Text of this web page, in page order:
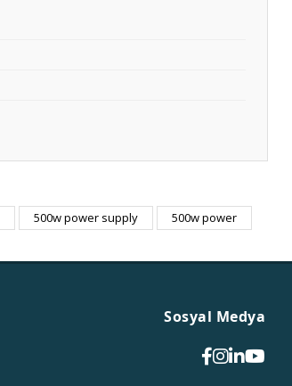
500w power supply
500w power
Sosyal Medya